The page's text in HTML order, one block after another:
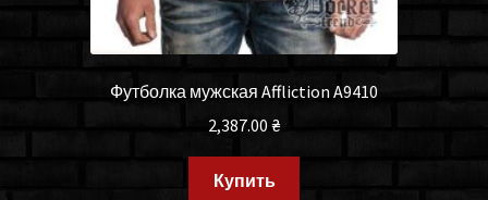
Футболка мужская Affliction A9410
2,387.00₴
Купить